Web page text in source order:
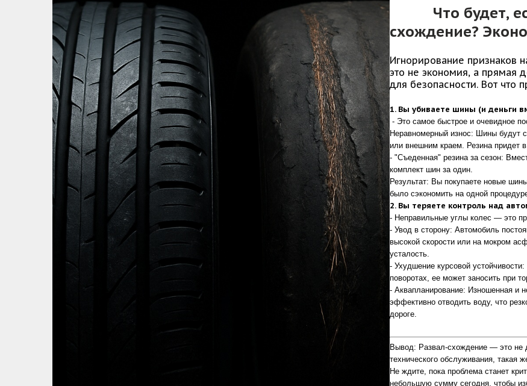
Что будет,
схождение?
Игнорирование признаков
это не экономия, а прямая
для безопасности. Вот что
1. Вы убиваете шины (и деньги
- Это самое быстрое и очевидное
Неравномерный износ: Шины будут
или внешним краем. Резина придет
- "Съеденная" резина за сезон:
комплект шин за один.
Результат: Вы покупаете новые
было сэкономить на одной
2. Вы теряете контроль над
- Неправильные углы колес — это
- Увод в сторону: Автомобиль
высокой скорости или на мокром
усталость.
- Ухудшение курсовой
поворотах, ее может заносить при
- Аквапланирование: Изношенная и
эффективно отводить воду, что
дороге.
Вывод: Развал-схождение — это не
технического обслуживания, такая
Не ждите, пока проблема станет
небольшую сумму сегодня, чтобы